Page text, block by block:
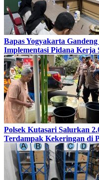
Bapas Yogyakarta
Implementasi Pidana Kerja
Polsek Kutasari Salurkan
Terdampak Kekeringan di